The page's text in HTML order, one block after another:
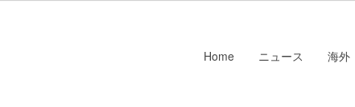
Home ニュース 海外